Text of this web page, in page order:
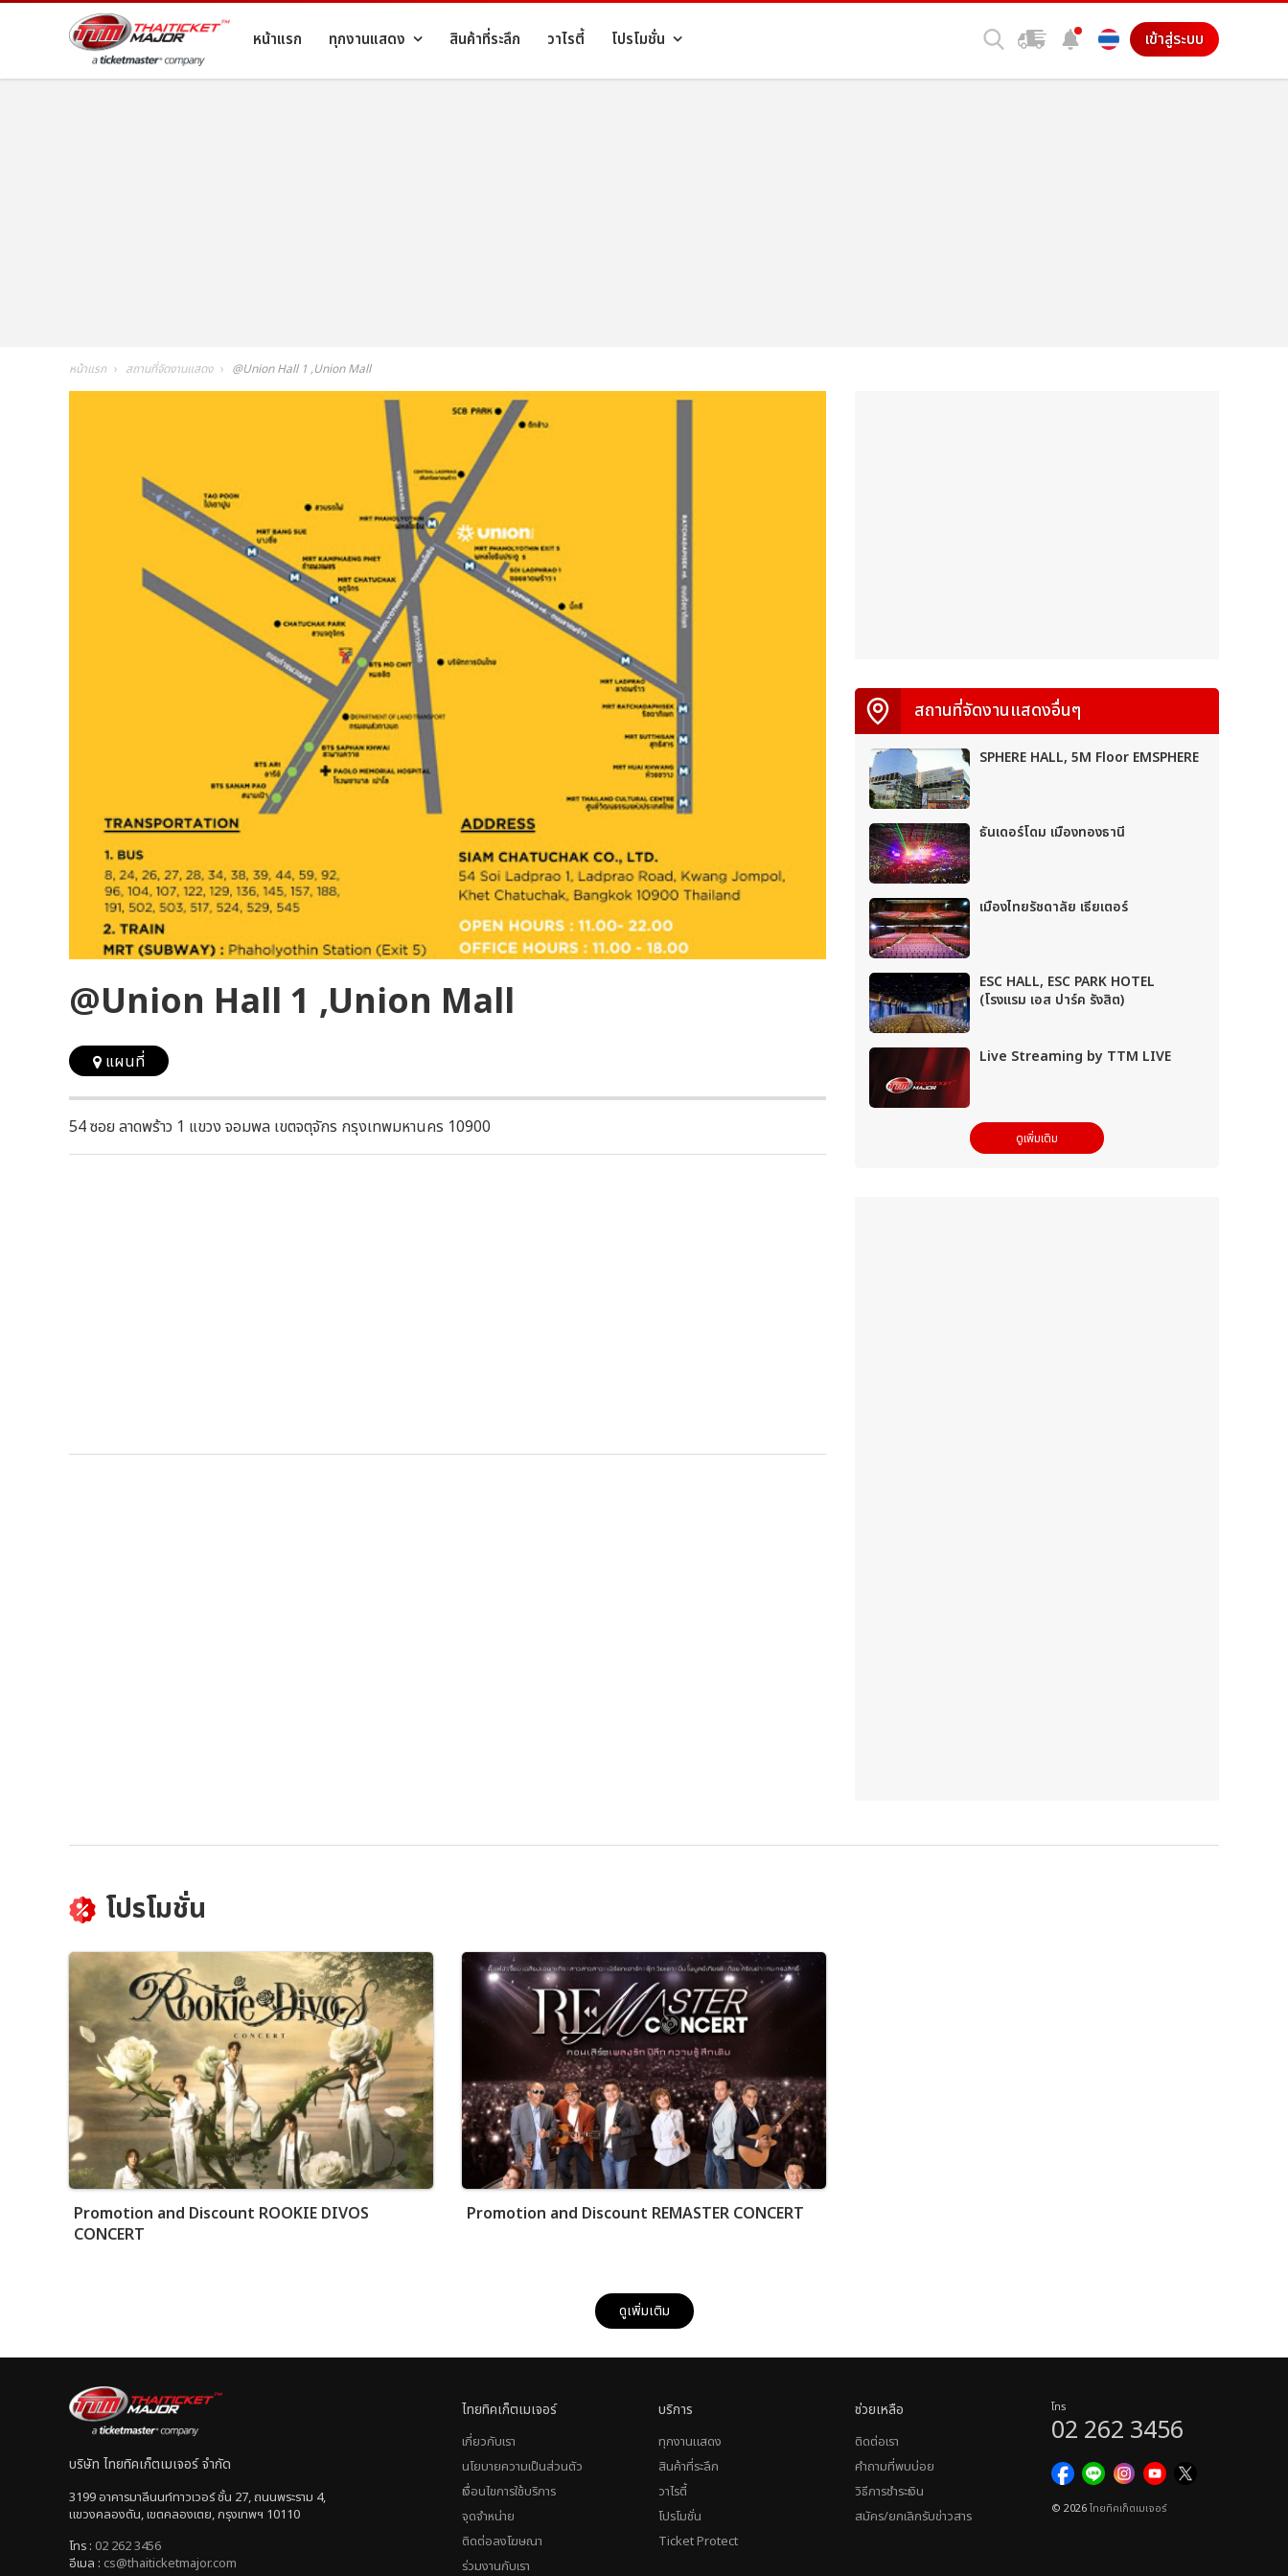
หน้าแรก ทุกงานแสดง สินค้าที่ระลึก วาไรตี้ โปรโมชั่น เข้าสู่ระบบ
หน้าแรก สถานที่จัดงานแสดง @Union Hall 1 ,Union Mall
@Union Hall 1 ,Union Mall
แผนที่
54 ซอย ลาดพร้าว 1 แขวง จอมพล เขตจตุจักร กรุงเทพมหานคร 10900
สถานที่จัดงานแสดงอื่นๆ
SPHERE HALL, 5M Floor EMSPHERE
ธันเดอร์โดม เมืองทองธานี
เมืองไทยรัชดาลัย เธียเตอร์
ESC HALL, ESC PARK HOTEL
(โรงแรม เอส ปาร์ค รังสิต)
Live Streaming by TTM LIVE
ดูเพิ่มเติม
โปรโมชั่น
Promotion and Discount ROOKIE DIVOS
CONCERT
Promotion and Discount REMASTER CONCERT
ดูเพิ่มเติม
บริษัท ไทยทิคเก็ตเมเจอร์ จำกัด
3199 อาคารมาลีนนท์ทาวเวอร์ ชั้น 27, ถนนพระราม 4,
แขวงคลองตัน, เขตคลองเตย, กรุงเทพฯ 10110
โทร : 02 262 3456
อีเมล : cs@thaiticketmajor.com
ไทยทิคเก็ตเมเจอร์
เกี่ยวกับเรา
นโยบายความเป็นส่วนตัว
เงื่อนไขการใช้บริการ
จุดจำหน่าย
ติดต่อลงโฆษณา
ร่วมงานกับเรา
บริการ
ทุกงานแสดง
สินค้าที่ระลึก
วาไรตี้
โปรโมชั่น
Ticket Protect
ช่วยเหลือ
ติดต่อเรา
คำถามที่พบบ่อย
วิธีการชำระเงิน
สมัคร/ยกเลิกรับข่าวสาร
โทร
02 262 3456
© 2026ไทยทิคเก็ตเมเจอร์